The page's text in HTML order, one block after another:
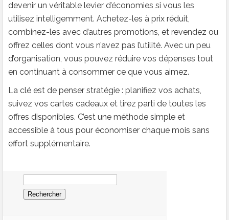
devenir un véritable levier d’économies si vous les
utilisez intelligemment. Achetez-les à prix réduit,
combinez-les avec d’autres promotions, et revendez ou
offrez celles dont vous n’avez pas l’utilité. Avec un peu
d’organisation, vous pouvez réduire vos dépenses tout
en continuant à consommer ce que vous aimez.
La clé est de penser stratégie : planifiez vos achats,
suivez vos cartes cadeaux et tirez parti de toutes les
offres disponibles. C’est une méthode simple et
accessible à tous pour économiser chaque mois sans
effort supplémentaire.
Rechercher :